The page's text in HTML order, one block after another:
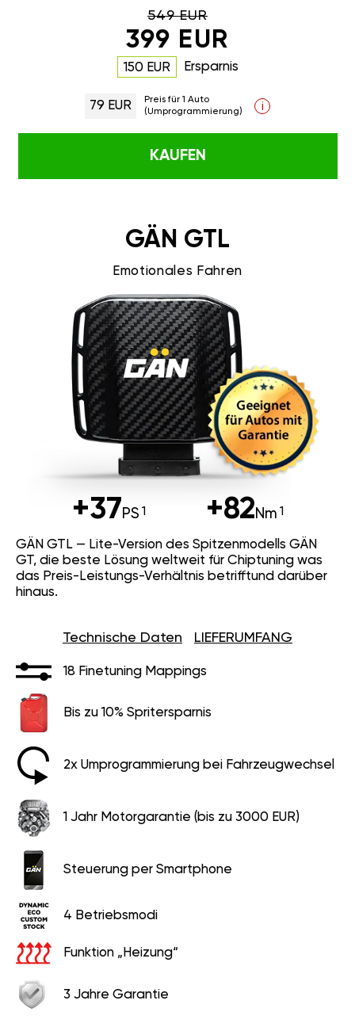
549 EUR
399 EUR
150 EUR Ersparnis
79 EUR
Preis für 1 Auto
(Umprogrammierung)
i
KAUFEN
GÄN GTL
Emotionales Fahren
+37PS +82Nm
GÄN GTL — Lite-Version des Spitzenmodells GÄN
GT, die beste Lösung weltweit für Chiptuning was
das Preis-Leistungs-Verhältnis betrifftund darüber
hinaus.
Technische Daten LIEFERUMFANG
18 Finetuning Mappings
Bis zu 10% Spritersparnis
2x Umprogrammierung bei Fahrzeugwechsel
1 Jahr Motorgarantie (bis zu 3000 EUR)
Steuerung per Smartphone
4 Betriebsmodi
Funktion „Heizung“
3 Jahre Garantie